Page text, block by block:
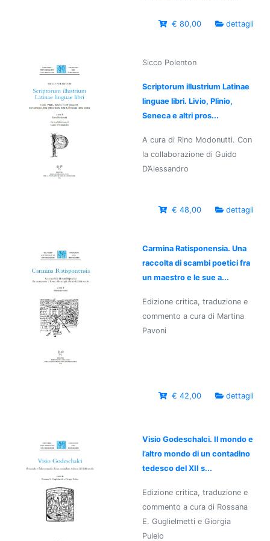
€ 80,00 dettagli
Sicco Polenton
Scriptorum illustrium Latinae
linguae libri. Livio, Plinio,
Seneca e altri pros...
A cura di Rino Modonutti. Con
la collaborazione di Guido
D’Alessandro
€ 48,00 dettagli
Carmina Ratisponensia. Una
raccolta di scambi poetici fra
un maestro e le sue a...
Edizione critica, traduzione e
commento a cura di Martina
Pavoni
€ 42,00 dettagli
Visio Godeschalci. Il mondo e
l’altro mondo di un contadino
tedesco del XII s...
Edizione critica, traduzione e
commento a cura di Rossana
E. Guglielmetti e Giorgia
Puleio